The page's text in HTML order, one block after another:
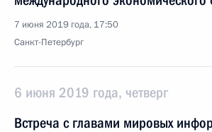
7 июня 2019 года, 17:50
Санкт-Петербург
6 июня 2019 года, четверг
Встреча с главами мировых